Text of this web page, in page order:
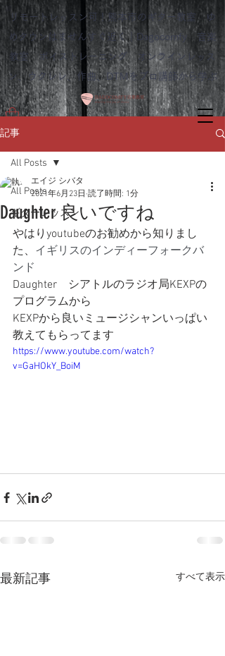
リモートレッスン可！熊本市のギター教室 ゆ
めタウンはませんすぐ近く｜Dagocomfy 音楽
教室 ボイストレーニング オンラインレッス
ン、ウクレレ、作曲、DTMをプロ講師から学ぶ
記事
All Posts
ギターレッスン
All Posts
Daughter 良いですね
エイジ シバタ
2021年6月23日 読了時間: 1分
やはりyoutubeのお勧めから知りまし
た、 イギリスのインディーフォークバ
ンド
Daughter　シアトルのラジオ局KEXPの
プログラムから
KEXPから良いミュージシャンいっぱい
教えてもらってます
https://www.youtube.com/watch?
v=GaHOkY_BoiM
最新記事 すべて表示